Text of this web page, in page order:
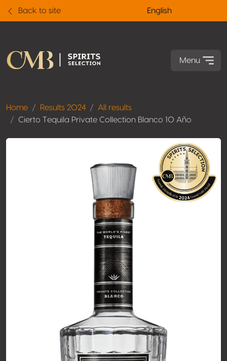
Back to site English
Menu
Home Results 2024
All results
Cierto Tequila Private Collection Blanco 10 Año